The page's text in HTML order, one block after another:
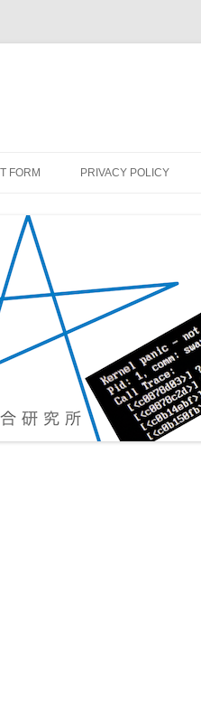
FORM PRIVACY POLICY